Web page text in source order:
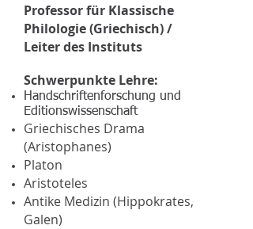
Professor für Klassische
Philologie (Griechisch) /
Leiter des Instituts
Schwerpunkte Lehre:
Handschriftenforschung und
Editionswissenschaft
Griechisches Drama
(Aristophanes)
Platon
Aristoteles
Antike Medizin (Hippokrates,
Galen)